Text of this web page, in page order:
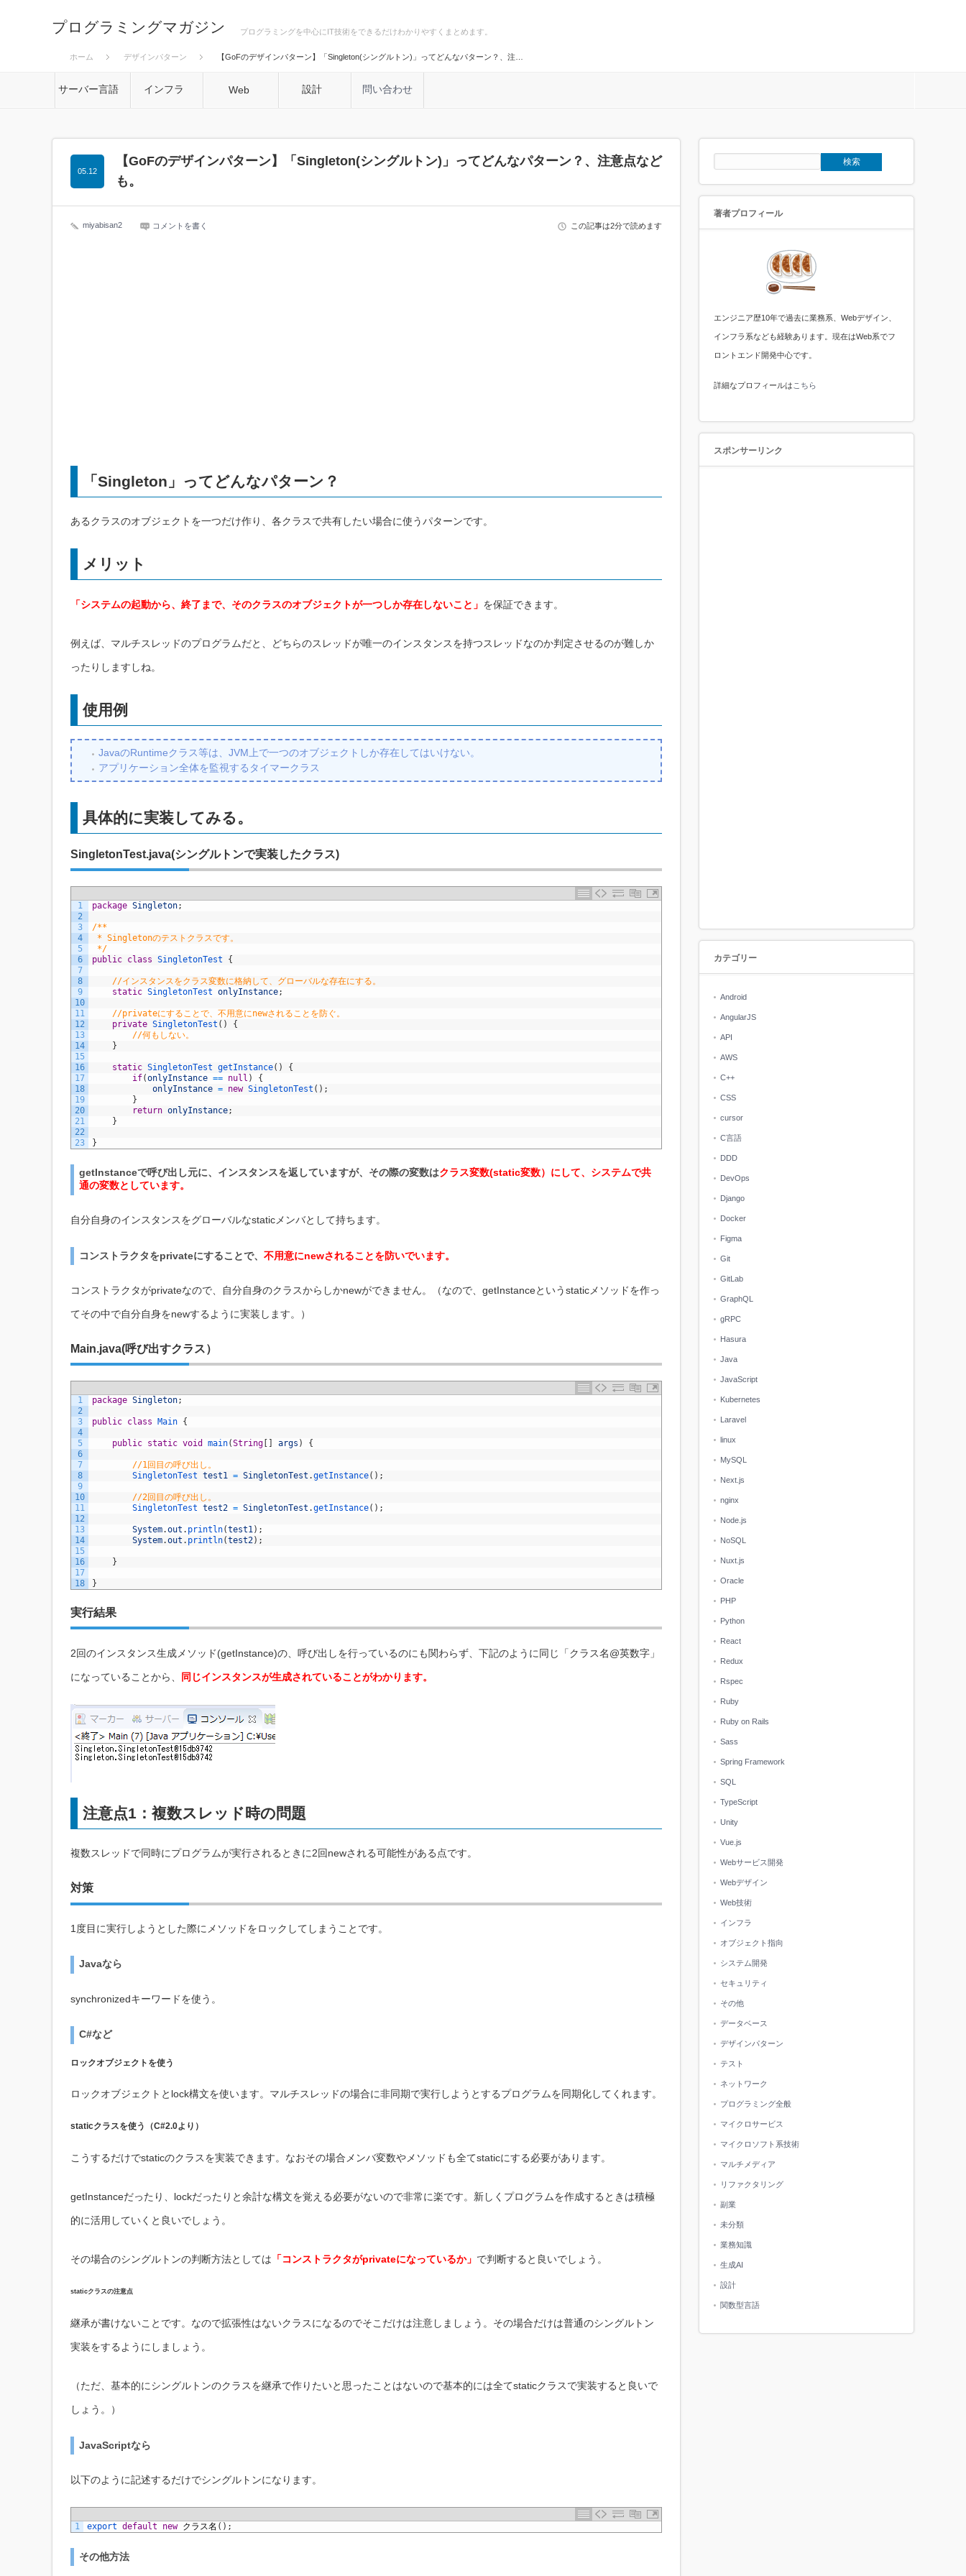
プログラミングマガジン プログラミングを中心にIT技術をできるだけわかりやすくまとめます。
ホーム デザインパターン 【GoFのデザインパターン】「Singleton(シングルトン)」ってどんなパターン？、注…
サーバー言語 インフラ Web 設計 問い合わせ
【GoFのデザインパターン】「Singleton(シングルトン)」ってどんなパターン？、注意点など
も。
05.12
miyabisan2 コメントを書く この記事は2分で読めます
「Singleton」ってどんなパターン？
あるクラスのオブジェクトを一つだけ作り、各クラスで共有したい場合に使うパターンです。
メリット
「システムの起動から、終了まで、そのクラスのオブジェクトが一つしか存在しないこと」 を保証できます。
例えば、マルチスレッドのプログラムだと、どちらのスレッドが唯一のインスタンスを持つスレッドなのか判定させるのが難しか
ったりしますしね。
使用例
JavaのRuntimeクラス等は、JVM上で一つのオブジェクトしか存在してはいけない。
アプリケーション全体を監視するタイマークラス
具体的に実装してみる。
SingletonTest.java(シングルトンで実装したクラス)
1
2
3
4
5
6
7
8
9
10
11
12
13
14
15
16
17
18
19
20
21
22
23
package Singleton;
/**
* Singletonのテストクラスです。
*/
public class SingletonTest {
//インスタンスをクラス変数に格納して、グローバルな存在にする。
static SingletonTest onlyInstance;
//privateにすることで、不用意にnewされることを防ぐ。
private SingletonTest ( )
{
//何もしない。
}
static SingletonTest getInstance( )
{
if(onlyInstance == null )
{
onlyInstance = new SingletonTest ( ) ;
}
return onlyInstance;
}
}
getInstanceで呼び出し元に、インスタンスを返していますが、その際の変数はクラス変数(static変数）にして、システムで共
通の変数としています。
自分自身のインスタンスをグローバルなstaticメンバとして持ちます。
コンストラクタをprivateにすることで、 不用意にnewされることを防いでいます。
コンストラクタがprivateなので、自分自身のクラスからしかnewができません。（なので、getInstanceというstaticメソッドを作っ
てその中で自分自身をnewするように実装します。）
Main.java(呼び出すクラス）
1
2
3
4
5
6
7
8
9
10
11
12
13
14
15
16
17
18
package Singleton;
public class Main {
public static void main(String args ) {
//1回目の呼び出し。
SingletonTest test1 = SingletonTest .getInstance( ) ;
//2回目の呼び出し。
SingletonTest test2 = SingletonTest .getInstance( ) ;
System.out . println(test1) ;
System.out . println(test2) ;
}
}
実行結果
2回のインスタンス生成メソッド(getInstance)の、呼び出しを行っているのにも関わらず、下記のように同じ「クラス名@英数字」
になっていることから、 同じインスタンスが生成されていることがわかります。
注意点1：複数スレッド時の問題
複数スレッドで同時にプログラムが実行されるときに2回newされる可能性がある点です。
対策
1度目に実行しようとした際にメソッドをロックしてしまうことです。
Javaなら
synchronizedキーワードを使う。
C#など
ロックオブジェクトを使う
ロックオブジェクトとlock構文を使います。マルチスレッドの場合に非同期で実行しようとするプログラムを同期化してくれます。
staticクラスを使う（C#2.0より）
こうするだけでstaticのクラスを実装できます。なおその場合メンバ変数やメソッドも全てstaticにする必要があります。
getInstanceだったり、lockだったりと余計な構文を覚える必要がないので非常に楽です。新しくプログラムを作成するときは積極
的に活用していくと良いでしょう。
その場合のシングルトンの判断方法としては 「コンストラクタがprivateになっているか」 で判断すると良いでしょう。
staticクラスの注意点
継承が書けないことです。なので拡張性はないクラスになるのでそこだけは注意しましょう。その場合だけは普通のシングルトン
実装をするようにしましょう。
（ただ、基本的にシングルトンのクラスを継承で作りたいと思ったことはないので基本的には全てstaticクラスで実装すると良いで
しょう。）
JavaScriptなら
以下のように記述するだけでシングルトンになります。
1 export default new クラス名 ( ) ;
その他方法
著者プロフィール
エンジニア歴10年で過去に業務系、Webデザイン、
インフラ系なども経験あります。現在はWeb系でフ
ロントエンド開発中心です。
詳細なプロフィールは こちら
スポンサーリンク
カテゴリー
Android
AngularJS
API
AWS
C++
CSS
cursor
C言語
DDD
DevOps
Django
Docker
Figma
Git
GitLab
GraphQL
gRPC
Hasura
Java
JavaScript
Kubernetes
Laravel
linux
MySQL
Next.js
nginx
Node.js
NoSQL
Nuxt.js
Oracle
PHP
Python
React
Redux
Rspec
Ruby
Ruby on Rails
Sass
Spring Framework
SQL
TypeScript
Unity
Vue.js
Webサービス開発
Webデザイン
Web技術
インフラ
オブジェクト指向
システム開発
セキュリティ
その他
データベース
デザインパターン
テスト
ネットワーク
プログラミング全般
マイクロサービス
マイクロソフト系技術
マルチメディア
リファクタリング
副業
未分類
業務知識
生成AI
設計
関数型言語